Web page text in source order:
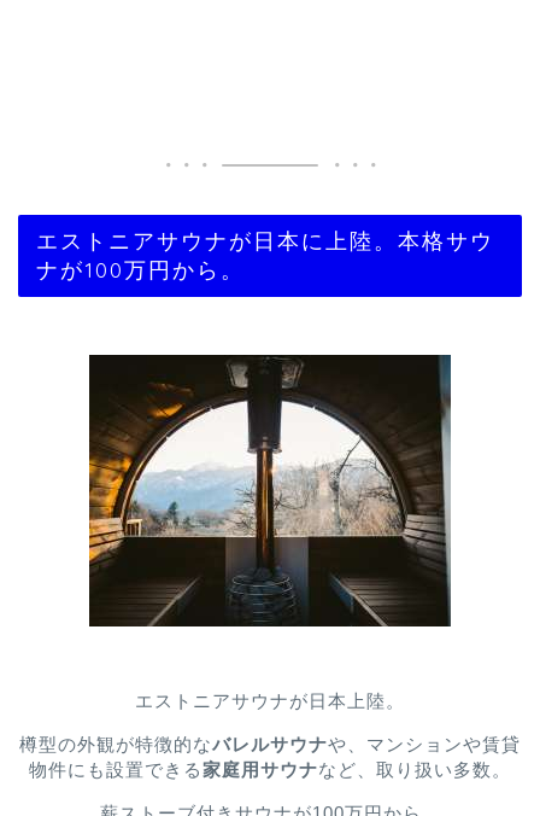
エストニアサウナが日本に上陸。本格サウ
ナが100万円から。
エストニアサウナが日本上陸。
樽型の外観が特徴的なバレルサウナや、マンションや賃貸
物件にも設置できる家庭用サウナなど、取り扱い多数。